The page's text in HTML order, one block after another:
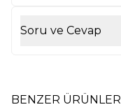
Soru ve Cevap
BENZER ÜRÜNLER